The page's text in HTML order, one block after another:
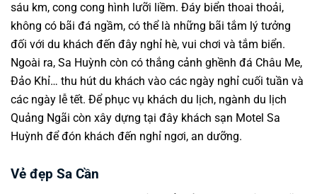
sáu km, cong cong hình lưỡi liềm. Đáy biển thoai thoải,
không có bãi đá ngầm, có thể là những bãi tắm lý tưởng
đối với du khách đến đây nghỉ hè, vui chơi và tắm biển.
Ngoài ra, Sa Huỳnh còn có thắng cảnh ghềnh đá Châu Me,
Đảo Khỉ… thu hút du khách vào các ngày nghỉ cuối tuần và
các ngày lễ tết. Để phục vụ khách du lịch, ngành du lịch
Quảng Ngãi còn xây dựng tại đây khách sạn Motel Sa
Huỳnh để đón khách đến nghỉ ngơi, an dưỡng.
Vẻ đẹp Sa Cần